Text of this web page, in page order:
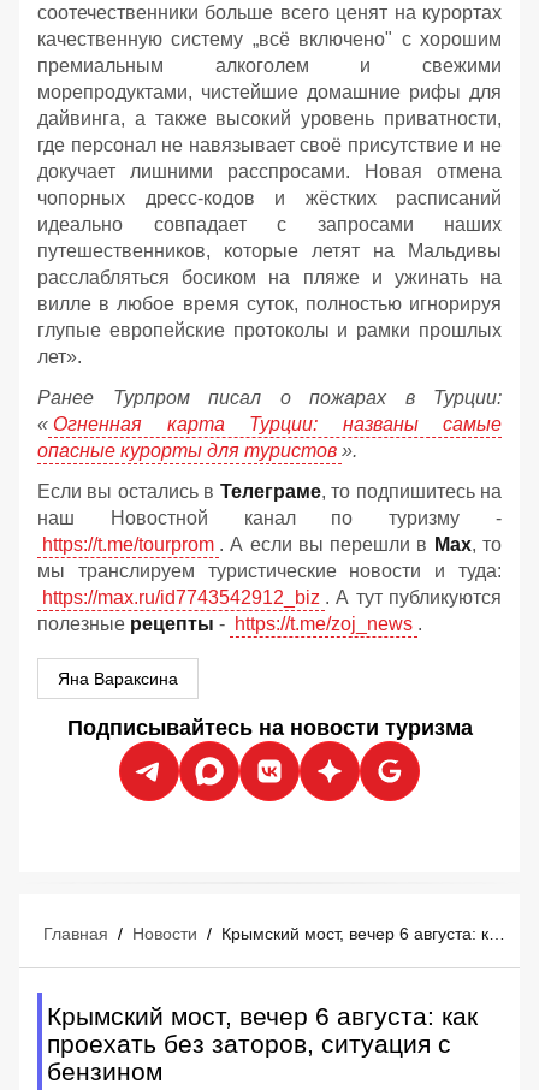
соотечественники больше всего ценят на курортах
качественную систему „всё включено" с хорошим
премиальным алкоголем и свежими
морепродуктами, чистейшие домашние рифы для
дайвинга, а также высокий уровень приватности,
где персонал не навязывает своё присутствие и не
докучает лишними расспросами. Новая отмена
чопорных дресс-кодов и жёстких расписаний
идеально совпадает с запросами наших
путешественников, которые летят на Мальдивы
расслабляться босиком на пляже и ужинать на
вилле в любое время суток, полностью игнорируя
глупые европейские протоколы и рамки прошлых
лет».
Ранее Турпром писал о пожарах в Турции:
« Огненная карта Турции: названы самые
опасные курорты для туристов ».
Если вы остались в Телеграме, то подпишитесь на
наш Новостной канал по туризму -
https://t.me/tourprom . А если вы перешли в Мах, то
мы транслируем туристические новости и туда:
https://max.ru/id7743542912_biz . А тут публикуются
полезные рецепты - https://t.me/zoj_news .
Яна Вараксина
Подписывайтесь на новости туризма
Главная / Новости /
Крымский мост, вечер 6 августа: как
проехать без заторов, ситуация с
бензином